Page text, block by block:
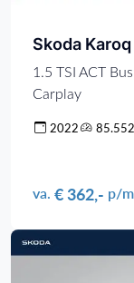
Skoda Karoq
1.5 TSI ACT
Carplay
2022
va. € 362,- p/m